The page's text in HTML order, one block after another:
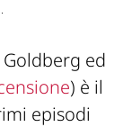
Goldberg ed
) è il
episodi